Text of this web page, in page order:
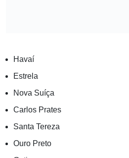
Havaí
Estrela
Nova Suíça
Carlos Prates
Santa Tereza
Ouro Preto